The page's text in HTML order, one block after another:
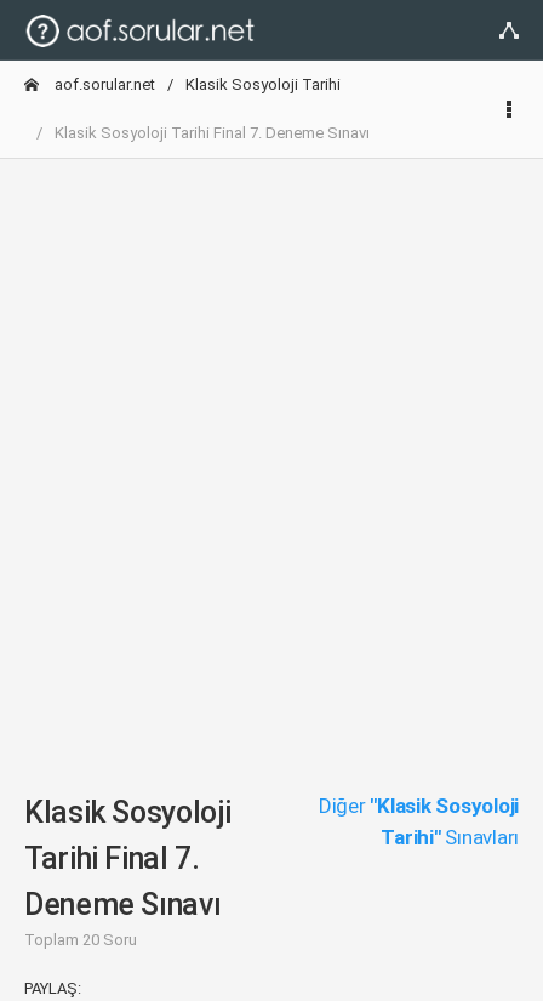
aof.sorular.net Klasik Sosyoloji Tarihi
Klasik Sosyoloji Tarihi Final 7. Deneme Sınavı
Klasik Sosyoloji
Tarihi Final 7.
Deneme Sınavı
Toplam 20 Soru
Diğer "Klasik Sosyoloji
Tarihi"Sınavları
PAYLAŞ: